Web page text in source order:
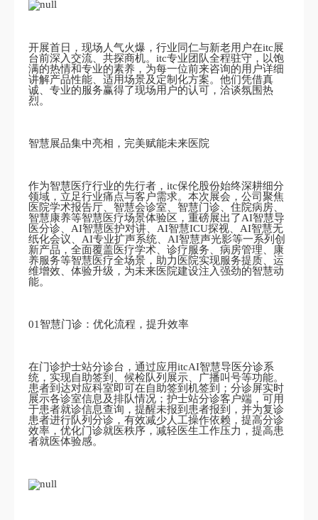
开展首日，现场人气火爆，行业同仁与新老用户在itc展
台前深入交流、共探商机。itc专业团队全程驻守，以饱
满的热情和专业的素养，为每一位前来咨询的用户详细
讲解产品性能、适用场景及定制化方案。他们凭借真
诚、专业的服务赢得了现场用户的认可，洽谈氛围热
烈。
智慧展品集中亮相，完美赋能未来医院
作为智慧医疗行业的先行者，itc保伦股份始终深耕细分
领域，立足行业痛点与客户需求。本次展会，公司聚焦
医院学术报告厅、智慧会诊室、智慧门诊、住院病房、
智慧康养等智慧医疗场景体验区，重磅展出了AI智慧导
医分诊、AI智慧医护对讲、AI智慧ICU探视、AI智慧无
纸化会议、AI专业扩声系统、AI智慧声光影等一系列创
新产品，全面覆盖医疗学术、诊疗服务、病房管理、康
养服务等智慧医疗全场景，助力医院实现服务提质、运
维增效、体验升级，为未来医院建设注入强劲的智慧动
能。
01智慧门诊：优化流程，提升效率
在门诊护士站分诊台，通过应用itcAI智慧导医分诊系
统，实现自助签到、候检队列展示、广播叫号等功能。
患者到达对应科室即可在自助签到机签到；分诊屏实时
展示各诊室信息及排队情况；护士站分诊客户端，可用
于患者就诊信息查询，提醒未报到患者报到，并为复诊
患者进行队列分诊，有效减少人工操作依赖，提高分诊
效率，优化门诊就医秩序，减轻医生工作压力，提高患
者就医体验感。